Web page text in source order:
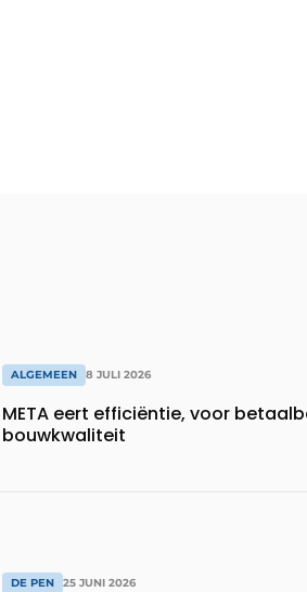
ALGEMEEN 8 JULI 2026
META eert efficiëntie, voor
bouwkwaliteit
DE PEN 25 JUNI 2026